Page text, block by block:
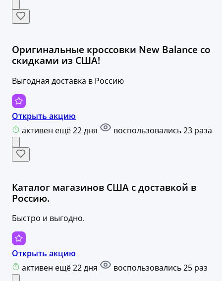
Оригинальные кроссовки New Balance со
скидками из США!
Выгодная доставка в Россию
Открыть акцию
активен ещё 22 дня
воспользовались 23 раза
Каталог магазинов США с доставкой в
Россию.
Быстро и выгодно.
Открыть акцию
активен ещё 22 дня
воспользовались 25 раз